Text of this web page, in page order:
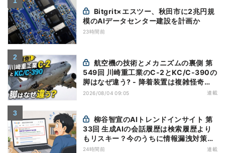
模のAIデータセンター建設を計画か
23時間前
549回 川崎重工業のC-2とKC/C-390の
脚はなぜ違う? - 降着装置は複雑怪奇
(5)|軍用輸送機(10)
2026/08/04 09:05 連載
33回 生成AIの会話履歴は検索履歴より
もリスキー？今のうちに情報漏洩対策を
万全にしておこう
24時間前 連載